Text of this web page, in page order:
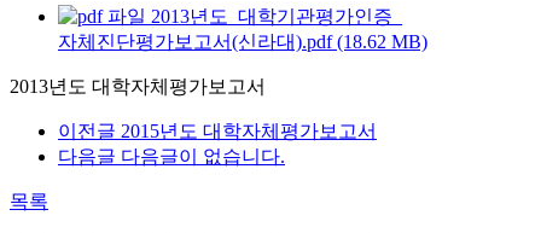
2013년도_대학기관평가인증_
자체진단평가보고서(신라대).pdf (18.62 MB)
2013년도 대학자체평가보고서
이전글 2015년도 대학자체평가보고서
다음글 다음글이 없습니다.
목록